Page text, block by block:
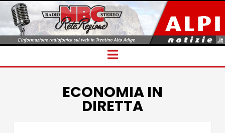
Navigation
ECONOMIA IN
DIRETTA